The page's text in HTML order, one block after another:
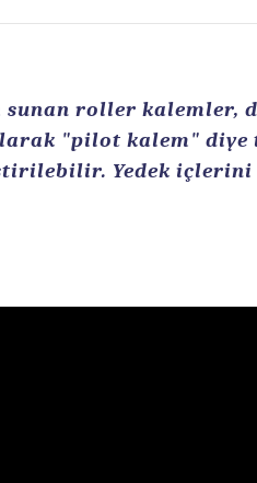
sunan roller
"pilot kalem" diye
Yedek içlerini